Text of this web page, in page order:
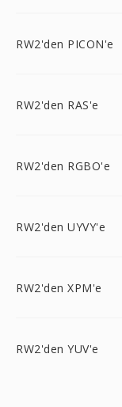
RW2'den PICON'e
RW2'den RAS'e
RW2'den RGBO'e
RW2'den UYVY'e
RW2'den XPM'e
RW2'den YUV'e